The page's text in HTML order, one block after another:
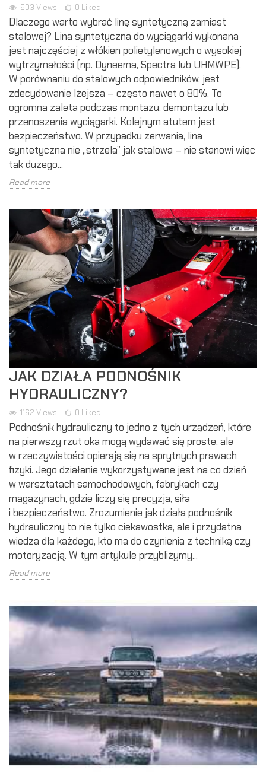
603 Views 0 Liked
Dlaczego warto wybrać linę syntetyczną zamiast
stalowej? Lina syntetyczna do wyciągarki wykonana
jest najczęściej z włókien polietylenowych o wysokiej
wytrzymałości (np. Dyneema, Spectra lub UHMWPE).
W porównaniu do stalowych odpowiedników, jest
zdecydowanie lżejsza – często nawet o 80%. To
ogromna zaleta podczas montażu, demontażu lub
przenoszenia wyciągarki. Kolejnym atutem jest
bezpieczeństwo. W przypadku zerwania, lina
syntetyczna nie „strzela” jak stalowa – nie stanowi więc
tak dużego...
Read more
JAK DZIAŁA PODNOŚNIK
HYDRAULICZNY?
1162 Views 0 Liked
Podnośnik hydrauliczny to jedno z tych urządzeń, które
na pierwszy rzut oka mogą wydawać się proste, ale
w rzeczywistości opierają się na sprytnych prawach
fizyki. Jego działanie wykorzystywane jest na co dzień
w warsztatach samochodowych, fabrykach czy
magazynach, gdzie liczy się precyzja, siła
i bezpieczeństwo. Zrozumienie jak działa podnośnik
hydrauliczny to nie tylko ciekawostka, ale i przydatna
wiedza dla każdego, kto ma do czynienia z techniką czy
motoryzacją. W tym artykule przybliżymy...
Read more